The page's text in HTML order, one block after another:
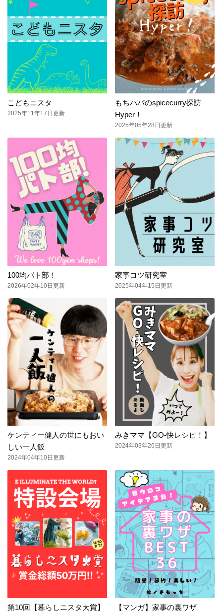
こどもニスタ
2025年11年17日更新
もちパパのspicecurry探訪
Hyper！
2025年05年28日更新
100均パト部！
2026年02年10日更新
家事コツ研究室
2025年04年15日更新
ケンティー健人の世にもおい
しい一人飯
2024年04年10日更新
みきママ【GO-快レシピ！】
2024年03年26日更新
第10回【暮らしニスタ大賞】
【マンガ】家事の裏ワザ